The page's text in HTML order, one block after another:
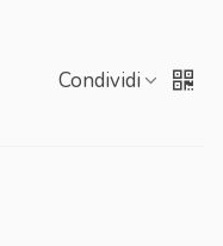
Condividi